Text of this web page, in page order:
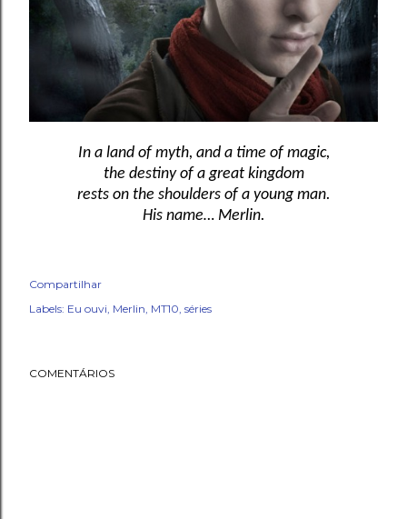
In a land of myth, and a time of magic,
the destiny of a great kingdom
rests on the shoulders of a young man.
His name… Merlin.
Compartilhar
Labels: Eu ouvi Merlin MT10 séries
COMENTÁRIOS